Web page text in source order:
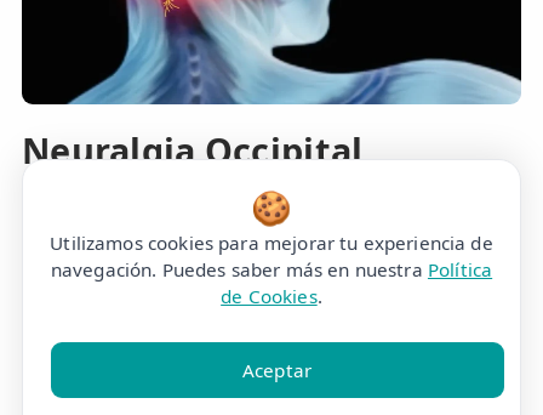
Neuralgia Occipital
🍪
Utilizamos cookies para mejorar tu experiencia de
navegación. Puedes saber más en nuestra Política
de Cookies.
Aceptar